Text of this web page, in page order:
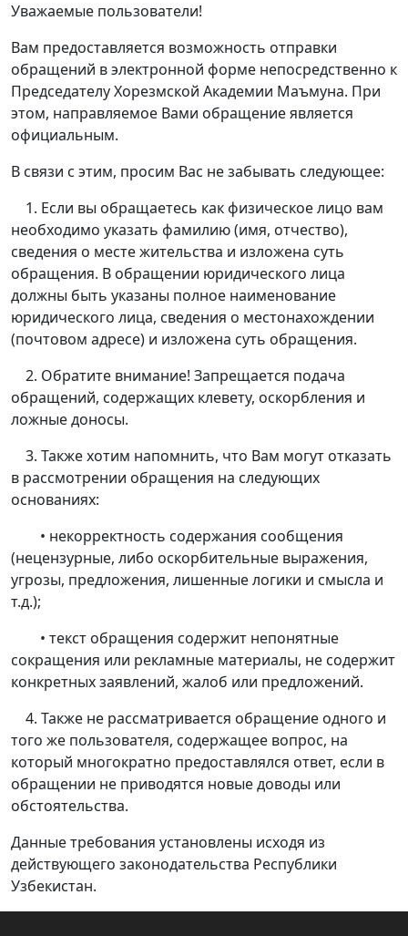
Уважаемые пользователи!
Вам предоставляется возможность отправки
обращений в электронной форме непосредственно к
Председателу Хорезмской Академии Маъмуна. При
этом, направляемое Вами обращение является
официальным.
В связи с этим, просим Вас не забывать следующее:
1. Если вы обращаетесь как физическое лицо вам
необходимо указать фамилию (имя, отчество),
сведения о месте жительства и изложена суть
обращения. В обращении юридического лица
должны быть указаны полное наименование
юридического лица, сведения о местонахождении
(почтовом адресе) и изложена суть обращения.
2. Обратите внимание! Запрещается подача
обращений, содержащих клевету, оскорбления и
ложные доносы.
3. Также хотим напомнить, что Вам могут отказать
в рассмотрении обращения на следующих
основаниях:
• некорректность содержания сообщения
(нецензурные, либо оскорбительные выражения,
угрозы, предложения, лишенные логики и смысла и
т.д.);
• текст обращения содержит непонятные
сокращения или рекламные материалы, не содержит
конкретных заявлений, жалоб или предложений.
4. Также не рассматривается обращение одного и
того же пользователя, содержащее вопрос, на
который многократно предоставлялся ответ, если в
обращении не приводятся новые доводы или
обстоятельства.
Данные требования установлены исходя из
действующего законодательства Республики
Узбекистан.